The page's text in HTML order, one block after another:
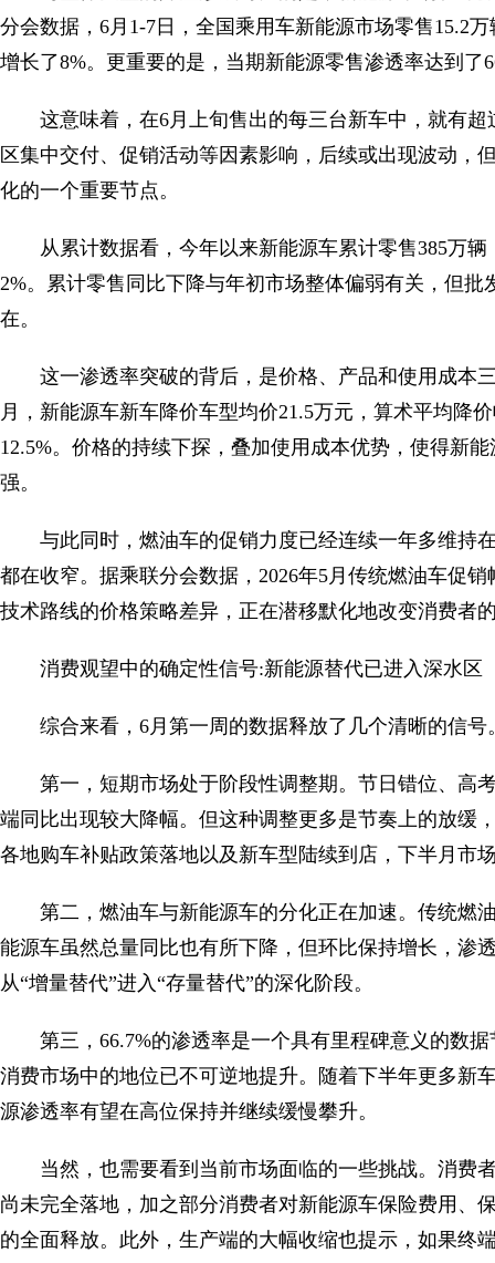
分会数据，6月1-7日，全国乘用车新能源市场零售15.2
增长了8%。更重要的是，当期新能源零售渗透率达到了
这意味着，在6月上旬售出的每三台新车中，就有
区集中交付、促销活动等因素影响，后续或出现波动，
化的一个重要节点。
从累计数据看，今年以来新能源车累计零售385万
2%。累计零售同比下降与年初市场整体偏弱有关，但
在。
这一渗透率突破的背后，是价格、产品和使用成本
月，新能源车新车降价车型均价21.5万元，算术平均降
12.5%。价格的持续下探，叠加使用成本优势，使得新
强。
与此同时，燃油车的促销力度已经连续一年多维持
都在收窄。据乘联分会数据，2026年5月传统燃油车促
技术路线的价格策略差异，正在潜移默化地改变消费者
消费观望中的确定性信号:新能源替代已进入深水区
综合来看，6月第一周的数据释放了几个清晰的信号
第一，短期市场处于阶段性调整期。节日错位、高
端同比出现较大降幅。但这种调整更多是节奏上的放缓
各地购车补贴政策落地以及新车型陆续到店，下半月市
第二，燃油车与新能源车的分化正在加速。传统燃
能源车虽然总量同比也有所下降，但环比保持增长，渗
从“增量替代”进入“存量替代”的深化阶段。
第三，66.7%的渗透率是一个具有里程碑意义的数
消费市场中的地位已不可逆地提升。随着下半年更多新
源渗透率有望在高位保持并继续缓慢攀升。
当然，也需要看到当前市场面临的一些挑战。消费
尚未完全落地，加之部分消费者对新能源车保险费用、
的全面释放。此外，生产端的大幅收缩也提示，如果终